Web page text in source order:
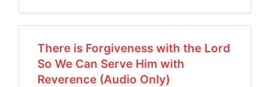
There is Forgiveness with the Lord
So We Can Serve Him with
Reverence (Audio Only)